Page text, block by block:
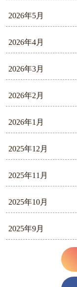
2026年5月
2026年4月
2026年3月
2026年2月
2026年1月
2025年12月
2025年11月
2025年10月
2025年9月